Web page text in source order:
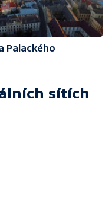
Palackého
sítích